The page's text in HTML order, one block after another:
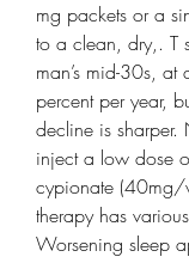
mg packets or a
to a clean, dry,. T
man’s mid-30s,
percent per year,
decline is sharper.
inject a low dose
cypionate (40mg/
therapy has
Worsening sleep